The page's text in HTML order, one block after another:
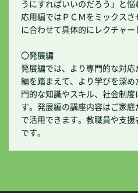
うにすればいいのだろう」と
応用編ではＰＣＭをミックス
に合わせて具体的にレクチャー
〇発展編
発展編では、より専門的な対
編を踏まえて、より学びを深
門的な知識やスキル、社会制
す。発展編の講座内容はご家
で活用できます。教職員や支
です。